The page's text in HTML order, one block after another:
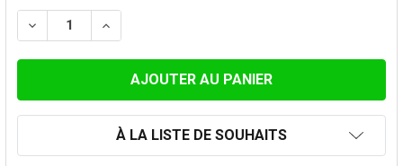
ACTUEL:
DIMINUER LA QUANTITÉ DE LONGUEUR
AUGMENTER LA QUANTITÉ DE LONGUEUR
À LA LISTE DE SOUHAITS